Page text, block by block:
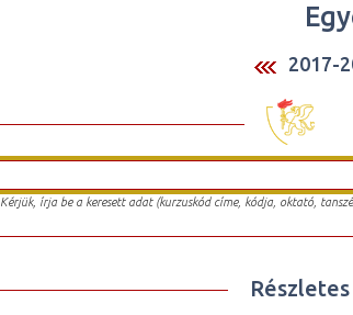
2017-
Kérjük, írja be a keresett adat (kurzuskód címe, kódja, oktató,